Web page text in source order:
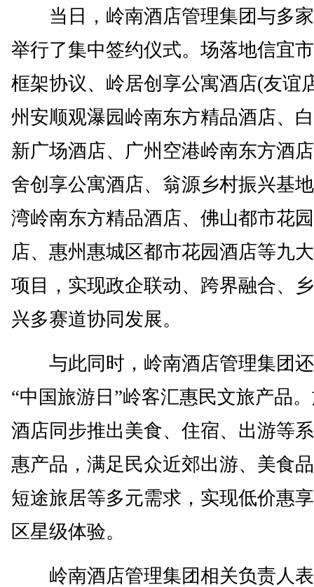
当日，岭南酒店管理集团与多
举行了集中签约仪式。场落地信宜
框架协议、岭居创享公寓酒店(友谊
州安顺观瀑园岭南东方精品酒店、
新广场酒店、广州空港岭南东方酒
舍创享公寓酒店、翁源乡村振兴基
湾岭南东方精品酒店、佛山都市花
店、惠州惠城区都市花园酒店等九
项目，实现政企联动、跨界融合、
兴多赛道协同发展。
与此同时，岭南酒店管理集团
“中国旅游日”岭客汇惠民文旅产品
酒店同步推出美食、住宿、出游等
惠产品，满足民众近郊出游、美食
短途旅居等多元需求，实现低价惠
区星级体验。
岭南酒店管理集团相关负责人